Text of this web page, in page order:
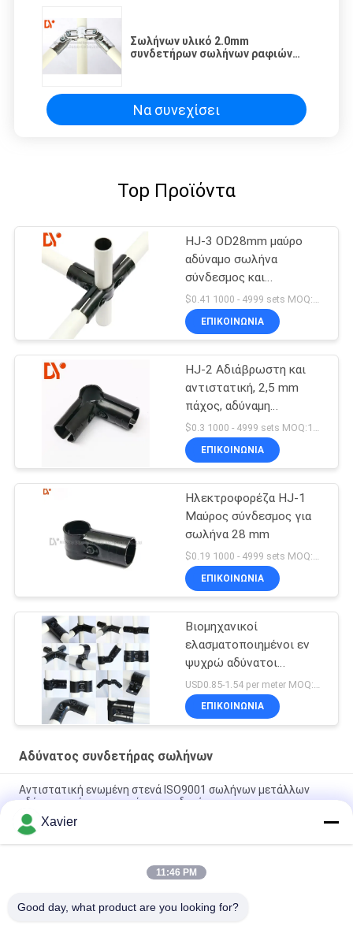
Σωλήνων υλικό 2.0mm
συνδετήρων σωλήνων ραφιών
Να συνεχίσει
Top Προϊόντα
HJ-3 OD28mm μαύρο
αδύναμο σωλήνα
σύνδεσμος και
μεταλλικές αρθρώσεις
για αδύναμο σωλήνα
$0.41 1000 - 4999 sets MOQ:1000
ΕΠΙΚΟΙΝΩΝΊΑ
HJ-2 Αδιάβρωστη και
αντιστατική, 2,5 mm
πάχος, αδύναμη
μεταλλική σύνδεση
σωλήνων
ΕΠΙΚΟΙΝΩΝΊΑ
Ηλεκτροφορέζα HJ-1
Μαύρος σύνδεσμος για
σωλήνα 28 mm
ΕΠΙΚΟΙΝΩΝΊΑ
Βιομηχανικοί
ελασματοποιημένοι εν
ψυχρώ αδύνατοι
συνδετήρες σωλήνων
μετάλλων για τον πάγκο
εργασίας ESD/τον
ΕΠΙΚΟΙΝΩΝΊΑ
Αδύνατος συνδετήρας σωλήνων
Αντιστατική ενωμένη στενά ISO9001 σωλήνων μετάλλων
αδύνατη κρύο πιστοποίηση συνδετήρων
Το πάχος 2.3mm σωλήνας μετάλλων ενώνει/ένωση ραφιών
σωλήνων για το σύστημα γραφείων γραφείων
Το αντιστατικό αδύνατο κρύο συνδετήρων σωλήνων ένωσε
Xavier
11:46 PM
Good day, what product are you looking for?